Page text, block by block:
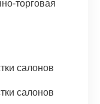
торговая
салонов
салонов